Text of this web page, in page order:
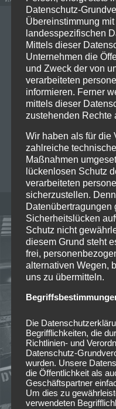
22/03/2026
Live on
Shall Burn
Am Samstag stand
der ganz im Zeichen
vier Bands gaben
more
BIANCA FOLLRICH
Datenschutz-
Übereinstimmung
landesspezifischen
Mittels dieser
Unternehmen die
und Zweck der von
verarbeiteten
informieren. Ferner
mittels dieser
zustehenden Rechte
Wir haben als für die
zahlreiche
Maßnahmen
lückenlosen Schutz
verarbeiteten
sicherzustellen.
Datenübertragungen
Sicherheitslücken
Schutz nicht
diesem Grund steht
frei,
alternativen Wegen,
uns zu übermitteln.
Die
Begrifflichkeiten, die
Richtlinien- und
Datenschutz-
wurden. Unsere
die Öffentlichkeit als
Geschäftspartner
Um dies zu
verwendeten